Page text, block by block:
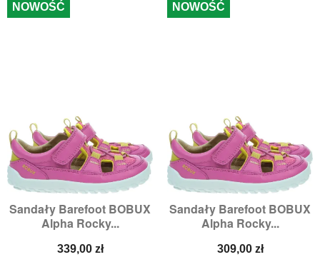
Sandały Barefoot BOBUX
Alpha Rocky...
Cena
339,00 zł
NOWOŚĆ
Sandały Barefoot BOBUX
Alpha Rocky...
Cena
309,00 zł
NOWOŚĆ